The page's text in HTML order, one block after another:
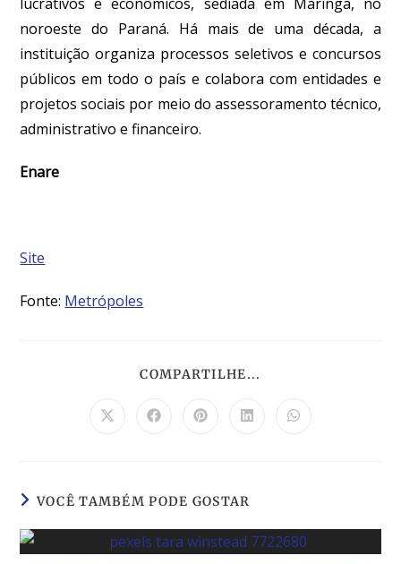
noroeste do Paraná. Há mais de uma década, a
instituição organiza processos seletivos e concursos
públicos em todo o país e colabora com entidades e
projetos sociais por meio do assessoramento técnico,
administrativo e financeiro.
Enare
Site
Fonte: Metrópoles
COMPARTILHE...
VOCÊ TAMBÉM PODE GOSTAR